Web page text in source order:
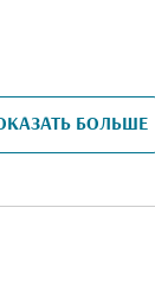
БОЛЬШЕ